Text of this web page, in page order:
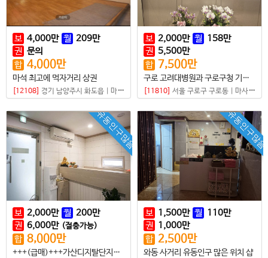
보 4,000만 월 209만
권 문의
합 4,000만
마석 최고에 먹자거리 상권
[12108] 경기 남양주시 화도읍 마사지샵
보 2,000만 월 158만
권 5,500만
합 7,500만
구로 고려대병원과 구로구청 기관이 있는 대로변 샵
[11810] 서울 구로구 구로동 마사지샵
유동인구많음
보 2,000만 월 200만
권 6,000만 (절충가능)
합 8,000만
+++(급매)+++가산디지탈단지오거리 유동인구 진짜 많은 곳 샵매매
유동인구많음
보 1,500만 월 110만
권 1,000만
합 2,500만
와동 사거리 유동인구 많은 위치 샵